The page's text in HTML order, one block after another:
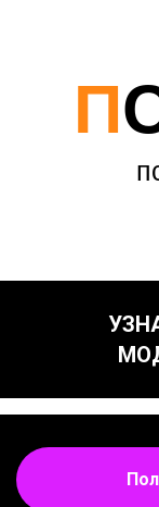
П